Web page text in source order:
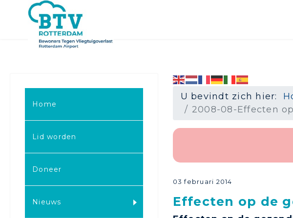
Home
Lid worden
Doneer
Nieuws
U bevindt zich hier:
2008-08-Effecten
03 februari 2014
Effecten op de